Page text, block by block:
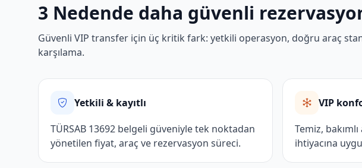
3 Nedende daha güvenli
Güvenli VIP transfer için üç kritik fark: yetkili operasyon, doğru araç
karşılama.
Yetkili & kayıtlı
TÜRSAB 13692 belgeli güveniyle tek noktadan
yönetilen fiyat, araç ve rezervasyon süreci.
VIP
Temiz,
ihtiyacına